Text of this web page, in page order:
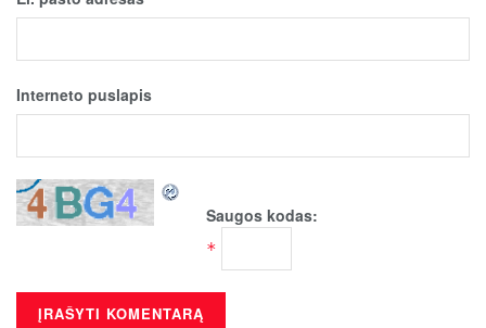
Interneto puslapis
Saugos kodas:
*